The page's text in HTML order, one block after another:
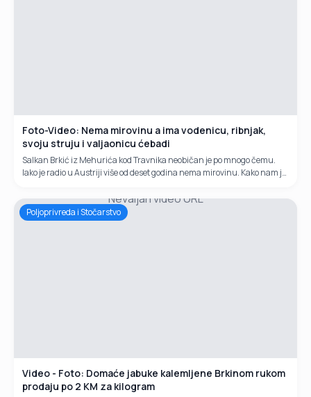
Foto-Video: Nema mirovinu a ima vodenicu, ribnjak,
svoju struju i valjaonicu ćebadi
Salkan Brkić iz Mehurića kod Travnika neobičan je po mnogo čemu.
Iako je radio u Austriji više od deset godina nema mirovinu. Kako nam je
Nevaljan video URL
Poljoprivreda i Stočarstvo
Video - Foto: Domaće jabuke kalemljene Brkinom rukom
prodaju po 2 KM za kilogram